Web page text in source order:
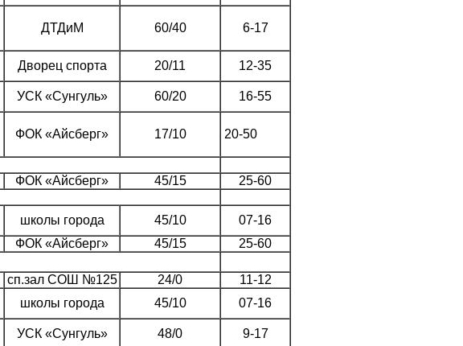
ДТДиМ 60/40 6-17
Дворец спорта 20/11 12-35
УСК «Сунгуль» 60/20 16-55
ФОК «Айсберг» 17/10 20-50
ФОК «Айсберг» 45/15
25-60
школы города 45/10
07-16
ФОК «Айсберг» 45/15
25-60
сп.зал СОШ №125 24/0
11-12
школы города 45/10 07-16
УСК «Сунгуль» 48/0 9-17